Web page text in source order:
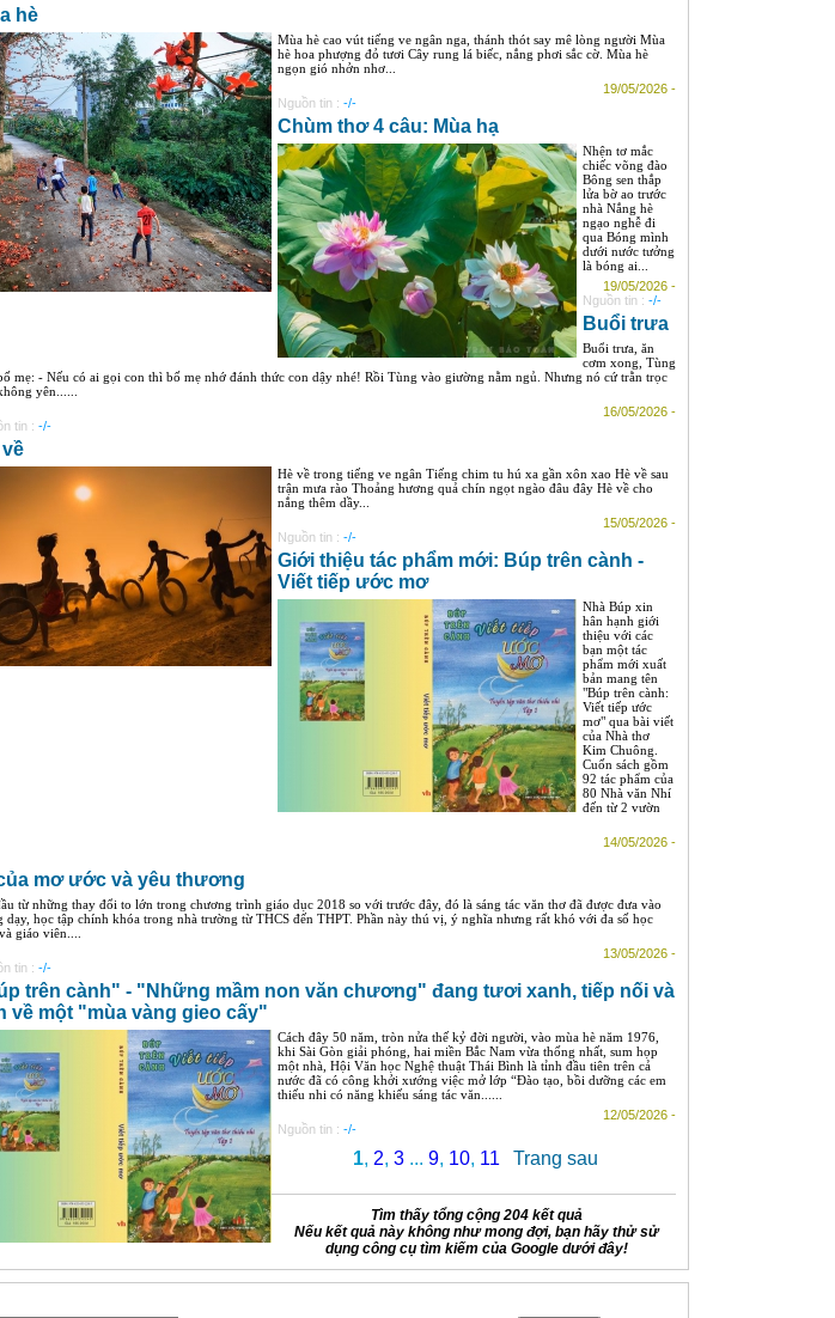
hè
Mùa hè cao vút tiếng ve ngân nga, thánh thót say mê lòng người Mùa
hè hoa phượng đỏ tươi Cây rung lá biếc, nắng phơi sắc cờ. Mùa hè
ngọn gió nhởn nhơ...
19/05/2026 -
Nguồn tin : -/-
Chùm thơ 4 câu: Mùa hạ
Nhện tơ mắc
chiếc võng đào
Bông sen thắp
lửa bờ ao trước
nhà Nắng hè
ngạo nghễ đi
qua Bóng mình
dưới nước tưởng
là bóng ai...
19/05/2026 -
Nguồn tin : -/-
Buổi trưa
Buổi trưa, ăn
cơm xong, Tùng
mẹ: - Nếu có ai gọi con thì bố mẹ nhớ đánh thức con dậy nhé! Rồi Tùng vào giường nằm ngủ. Nhưng nó cứ trằn trọc
yên......
16/05/2026 -
tin : -/-
về
Hè về trong tiếng ve ngân Tiếng chim tu hú xa gần xôn xao Hè về sau
trận mưa rào Thoảng hương quả chín ngọt ngào đâu đây Hè về cho
nắng thêm dầy...
15/05/2026 -
Nguồn tin : -/-
Giới thiệu tác phẩm mới: Búp trên cành -
Viết tiếp ước mơ
Nhà Búp xin
hân hạnh giới
thiệu với các
bạn một tác
phẩm mới xuất
bản mang tên
"Búp trên cành:
Viết tiếp ước
mơ" qua bài viết
của Nhà thơ
Kim Chuông.
Cuốn sách gồm
92 tác phẩm của
80 Nhà văn Nhí
đến từ 2 vườn
14/05/2026 -
mơ ước và yêu thương
từ những thay đổi to lớn trong chương trình giáo dục 2018 so với trước đây, đó là sáng tác văn thơ đã được đưa vào
dạy, học tập chính khóa trong nhà trường từ THCS đến THPT. Phần này thú vị, ý nghĩa nhưng rất khó với đa số học
giáo viên....
13/05/2026 -
tin : -/-
trên cành" - "Những mầm non văn chương" đang tươi xanh, tiếp nối và
về một "mùa vàng gieo cấy"
Cách đây 50 năm, tròn nửa thế kỷ đời người, vào mùa hè năm 1976,
khi Sài Gòn giải phóng, hai miền Bắc Nam vừa thống nhất, sum họp
một nhà, Hội Văn học Nghệ thuật Thái Bình là tỉnh đầu tiên trên cả
nước đã có công khởi xướng việc mở lớp “Đào tạo, bồi dưỡng các em
thiếu nhi có năng khiếu sáng tác văn......
12/05/2026 -
Nguồn tin : -/-
1, 2, 3... 9, 10, 11 Trang sau
Tìm thấy tổng cộng 204 kết quả
Nếu kết quả này không như mong đợi, bạn hãy thử sử
dụng công cụ tìm kiếm của Google dưới đây!